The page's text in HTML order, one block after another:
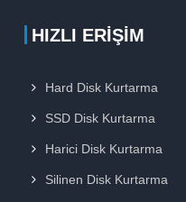
HIZLI ERIŞIM
Hard Disk Kurtarma
SSD Disk Kurtarma
Harici Disk Kurtarma
Silinen Disk Kurtarma